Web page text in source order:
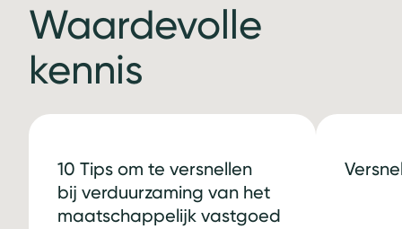
Waardevolle
kennis
10 Tips om te versnellen
bij verduurzaming van het
maatschappelijk vastgoed